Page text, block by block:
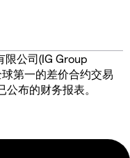
公司(IG Group
第一的差价合约交易
布的财务报表。